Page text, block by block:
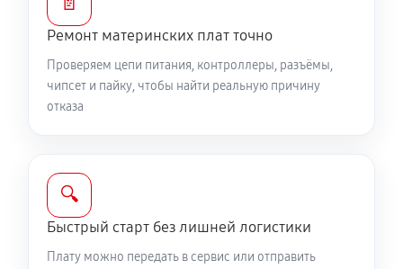
Ремонт материнских плат точно
Проверяем цепи питания, контроллеры, разъёмы,
чипсет и пайку, чтобы найти реальную причину
отказа
🔍
Быстрый старт без лишней логистики
Плату можно передать в сервис или отправить